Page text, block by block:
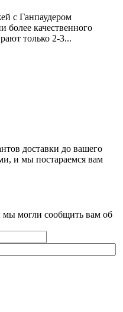
с Ганпаудером
более качественного
только 2-3...
доставки до вашего
и мы постараемся вам
мы могли сообщить вам об